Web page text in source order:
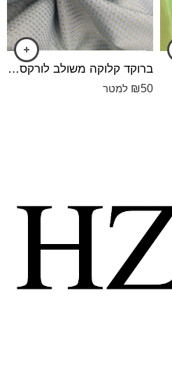
ברוקד קלוקה משולב לורקס תכלת
₪50 למטר